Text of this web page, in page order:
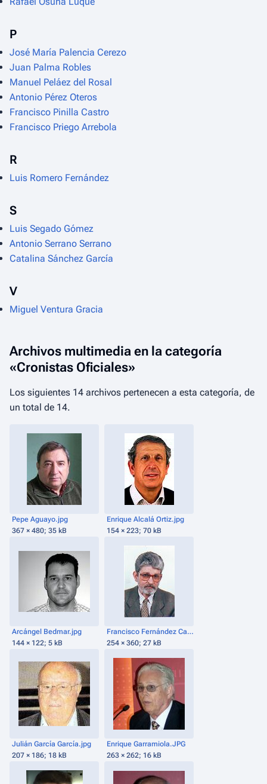
P
José María Palencia Cerezo
Juan Palma Robles
Manuel Peláez del Rosal
Antonio Pérez Oteros
Francisco Pinilla Castro
Francisco Priego Arrebola
R
Luis Romero Fernández
S
Luis Segado Gómez
Antonio Serrano Serrano
Catalina Sánchez García
V
Miguel Ventura Gracia
Archivos multimedia en la categoría
«Cronistas Oficiales»
Los siguientes 14 archivos pertenecen a esta categoría, de
un total de 14.
Pepe Aguayo.jpg
367 × 480; 35 kB
Enrique Alcalá Ortiz.jpg
154 × 223; 70 kB
Arcángel Bedmar.jpg
144 × 122; 5 kB
Francisco Fernández Caballero.jpg
254 × 360; 27 kB
Julián García García.jpg
207 × 186; 18 kB
Enrique Garramiola.JPG
263 × 262; 16 kB